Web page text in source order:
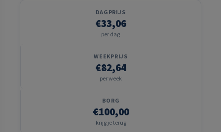
DAGPRIJS
€33,06
per dag
WEEKPRIJS
€82,64
per week
BORG
€100,00
krijg je terug